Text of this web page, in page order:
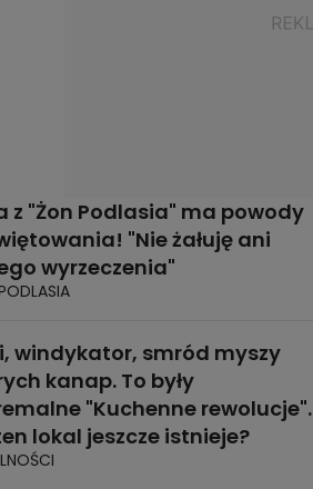
z "Żon Podlasia" ma powody
"Nie żałuję ani
wyrzeczenia"
windykator, smród myszy
kanap. To były
"Kuchenne rewolucje".
lokal jeszcze istnieje?